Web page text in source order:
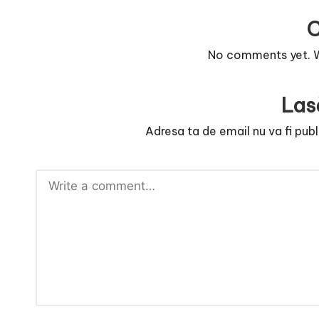
No comments yet.
Adresa ta de email nu va fi